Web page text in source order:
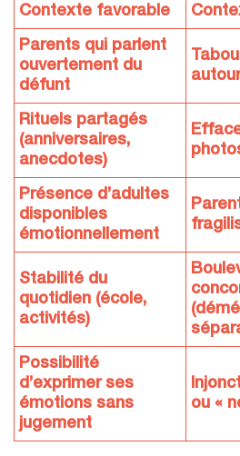
Contexte favorable
Parents qui parlent
ouvertement du
défunt
Rituels partagés
(anniversaires,
anecdotes)
Présence d’adultes
disponibles
émotionnellement
Stabilité du
quotidien (école,
activités)
Possibilité
d’exprimer ses
émotions sans
jugement
ou «